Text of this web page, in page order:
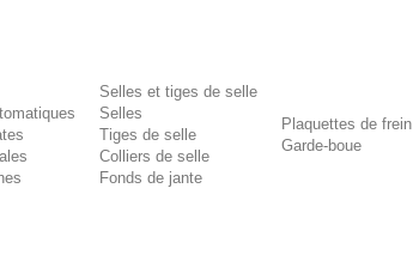
Selles et tiges de selle
Selles
Tiges de selle
Colliers de selle
Fonds de jante
Plaquettes de frein
Garde-boue